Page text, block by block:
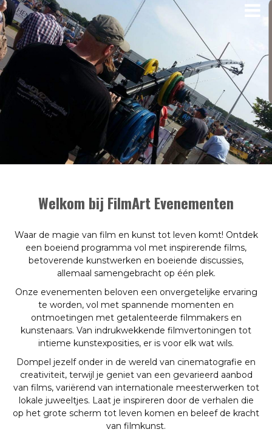
Welkom bij FilmArt Evenementen
Waar de magie van film en kunst tot leven komt! Ontdek
een boeiend programma vol met inspirerende films,
betoverende kunstwerken en boeiende discussies,
allemaal samengebracht op één plek.
Onze evenementen beloven een onvergetelijke ervaring
te worden, vol met spannende momenten en
ontmoetingen met getalenteerde filmmakers en
kunstenaars. Van indrukwekkende filmvertoningen tot
intieme kunstexposities, er is voor elk wat wils.
Dompel jezelf onder in de wereld van cinematografie en
creativiteit, terwijl je geniet van een gevarieerd aanbod
van films, variërend van internationale meesterwerken tot
lokale juweeltjes. Laat je inspireren door de verhalen die
op het grote scherm tot leven komen en beleef de kracht
van filmkunst.